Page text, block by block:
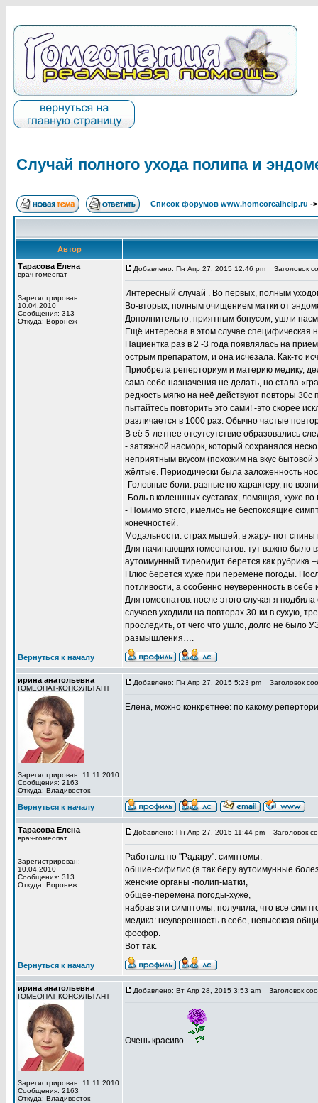
Случай полного ухода полипа и
Список форумов www.homeorealhelp.ru -
Автор
Тарасова Елена
врач-гомеопат
Зарегистрирован:
10.04.2010
Сообщения: 313
Откуда: Воронеж
Добавлено: Пн Апр 27, 2015 12:46 pm Заголовок
Интересный случай . Во первых, полным
Во-вторых, полным очищением матки от
Дополнительно, приятным бонусом, ушли
Ещё интересна в этом случае специфическая
Пациентка раз в 2 -3 года появлялась на
острым препаратом, и она исчезала. Как-то
Приобрела реперториум и материю медику,
сама себе назначения не делать, но стала
редкость мягко на неё действуют повторы 30с
пытайтесь повторить это сами! -это скорее
различается в 1000 раз. Обычно частые
В её 5-летнее отсутсутствие образовались
- затяжной насморк, который сохранялся
неприятным вкусом (похожим на вкус
жёлтые. Периодически была заложенность
-Головные боли: разные по характеру, но
-Боль в коленнных суставах, ломящая, хуже во
- Помимо этого, имелись не беспокоящие
конечностей.
Модальности: страх мышей, в жару- пот спины
Для начинающих гомеопатов: тут важно было
аутоимунный тиреоидит берется как рубрика
Плюс берется хуже при перемене погоды.
потливости, а особенно неуверенность в
Для гомеопатов: после этого случая я
случаев уходили на повторах 30-ки в сухую,
проследить, от чего что ушло, долго не было
размышления….
Вернуться к началу
ирина анатольевна
ГОМЕОПАТ-КОНСУЛЬТАНТ
Зарегистрирован: 11.11.2010
Сообщения: 2163
Откуда: Владивосток
Добавлено: Пн Апр 27, 2015 5:23 pm Заголовок
Елена, можно конкретнее: по какому
Вернуться к началу
Тарасова Елена
врач-гомеопат
Зарегистрирован:
10.04.2010
Сообщения: 313
Откуда: Воронеж
Добавлено: Пн Апр 27, 2015 11:44 pm Заголовок
Работала по "Радару". симптомы:
обшие-сифилис (я так беру аутоимунные
женские органы -полип-матки,
общее-перемена погоды-хуже,
набрав эти симптомы, получила, что все
медика: неуверенность в себе, невысокая
фосфор.
Вот так.
Вернуться к началу
ирина анатольевна
ГОМЕОПАТ-КОНСУЛЬТАНТ
Зарегистрирован: 11.11.2010
Сообщения: 2163
Откуда: Владивосток
Добавлено: Вт Апр 28, 2015 3:53 am Заголовок
Очень красиво